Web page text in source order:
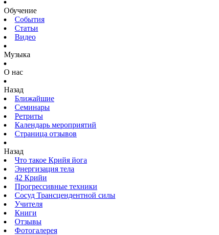
Обучение
События
Статьи
Видео
Музыка
О нас
Назад
Ближайшие
Семинары
Ретриты
Календарь мероприятий
Страница отзывов
Назад
Что такое Крийя йога
Энергизация тела
42 Крийи
Прогрессивные техники
Сосуд Трансцендентной силы
Учителя
Книги
Отзывы
Фотогалерея